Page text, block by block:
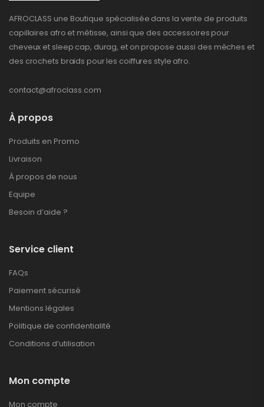
AFROCLASS une Boutique spécialisée dans la vente de produits
capillaires afro et métisse, ainsi que des accessoires pour
cheveux et sleep cap, durag, et on propose aussi des mèches et
des crochets braids pour les coiffures style afro.
contact@afroclass.com
À propos
Produits en Promo
Livraison
À propos de nous
Equipe
Besoin d’aide ?
Service client
FAQs
Paiement sécurisé
Mentions légales
Politique de confidentialité
Conditions d’utilisation
Mon compte
Mon compte